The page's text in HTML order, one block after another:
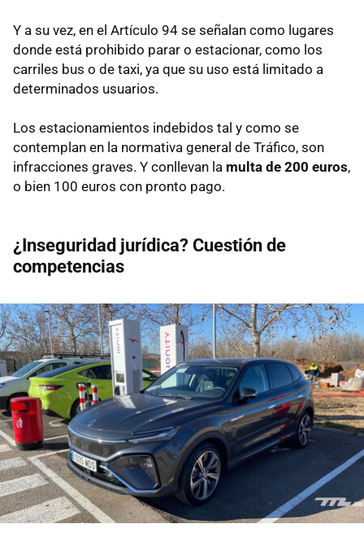
Y a su vez, en el Artículo 94 se señalan como lugares
donde está prohibido parar o estacionar, como los
carriles bus o de taxi, ya que su uso está limitado a
determinados usuarios.
Los estacionamientos indebidos tal y como se
contemplan en la normativa general de Tráfico, son
infracciones graves. Y conllevan la multa de 200 euros,
o bien 100 euros con pronto pago.
¿Inseguridad jurídica? Cuestión de
competencias